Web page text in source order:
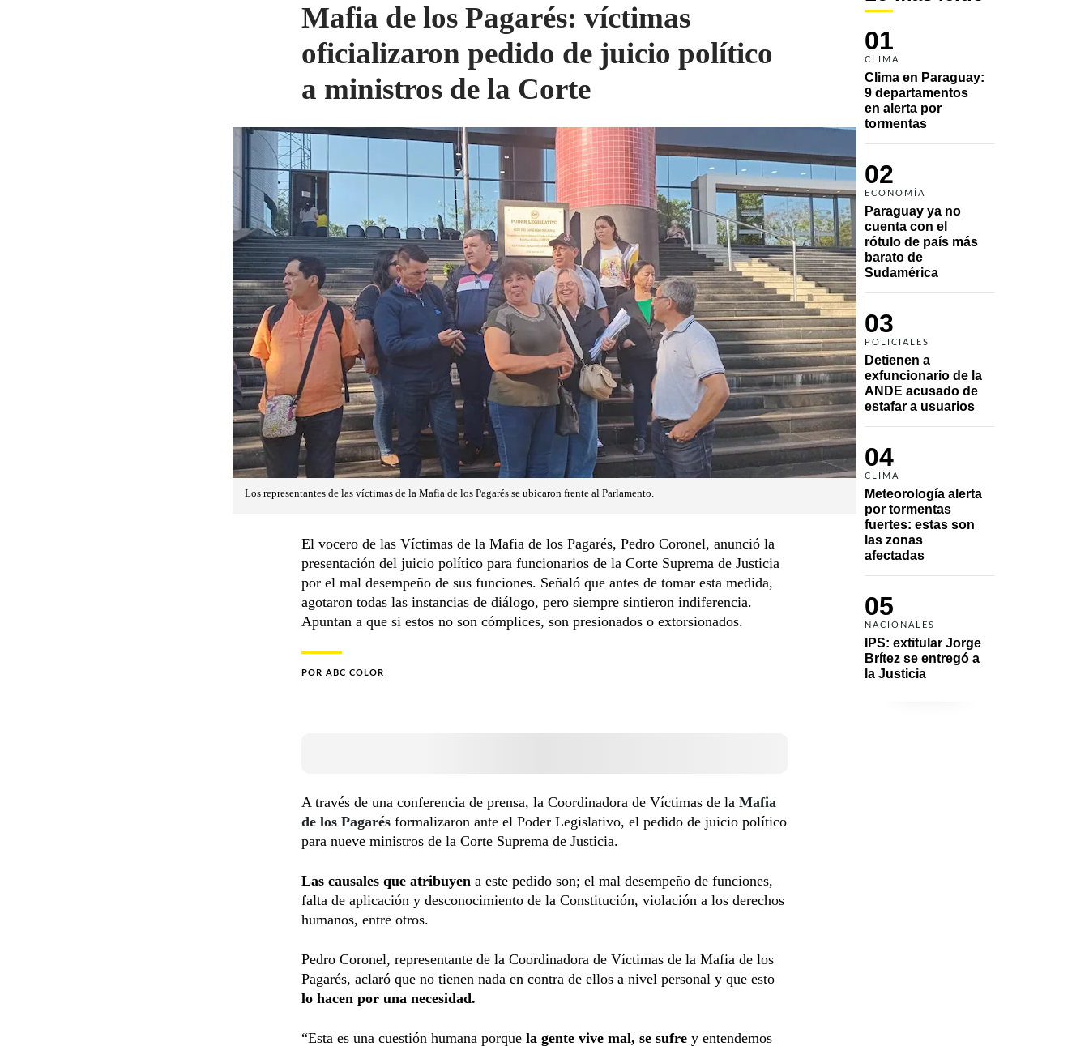
01
CLIMA
Clima en Paraguay:
9 departamentos
en alerta por
tormentas
02
ECONOMÍA
Paraguay ya no
cuenta con el
rótulo de país más
barato de
Sudamérica
03
POLICIALES
Detienen a
exfuncionario de la
ANDE acusado de
estafar a usuarios
04
CLIMA
Meteorología alerta
por tormentas
fuertes: estas son
las zonas
afectadas
05
NACIONALES
IPS: extitular Jorge
Brítez se entregó a
la Justicia
Mafia de los Pagarés: víctimas
oficializaron pedido de juicio político
a ministros de la Corte
Los representantes de las víctimas de la Mafia de los Pagarés se ubicaron frente al Parlamento.
El vocero de las Víctimas de la Mafia de los Pagarés, Pedro Coronel, anunció la
presentación del juicio político para funcionarios de la Corte Suprema de Justicia
por el mal desempeño de sus funciones. Señaló que antes de tomar esta medida,
agotaron todas las instancias de diálogo, pero siempre sintieron indiferencia.
Apuntan a que si estos no son cómplices, son presionados o extorsionados.
POR ABC COLOR
A través de una conferencia de prensa, la Coordinadora de Víctimas de la Mafia
de los Pagarés formalizaron ante el Poder Legislativo, el pedido de juicio político
para nueve ministros de la Corte Suprema de Justicia.
Las causales que atribuyen a este pedido son; el mal desempeño de funciones,
falta de aplicación y desconocimiento de la Constitución, violación a los derechos
humanos, entre otros.
Pedro Coronel, representante de la Coordinadora de Víctimas de la Mafia de los
Pagarés, aclaró que no tienen nada en contra de ellos a nivel personal y que esto
lo hacen por una necesidad.
“Esta es una cuestión humana porque la gente vive mal, se sufre y entendemos